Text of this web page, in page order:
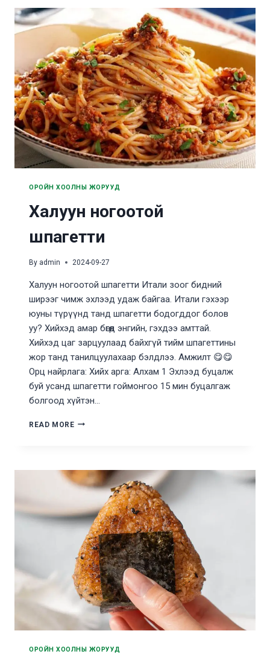
ОРОЙН ХООЛНЫ ЖОРУУД
Халуун ногоотой
шпагетти
By admin 2024-09-27
Халуун ногоотой шпагетти Итали зоог бидний
ширээг чимж эхлээд удаж байгаа. Итали гэхээр
юуны түрүүнд танд шпагетти бодогддог болов
уу? Хийхэд амар бөгөөд энгийн, гэхдээ амттай.
Хийхэд цаг зарцуулаад байхгүй тийм шпагеттины
жор танд танилцуулахаар бэлдлээ. Амжилт 😋😋
Орц найрлага: Хийх арга: Алхам 1 Эхлээд буцалж
буй усанд шпагетти гоймонгоо 15 мин буцалгаж
болгоод хүйтэн…
READ MOREХАЛУУН
ОРОЙН ХООЛНЫ ЖОРУУД